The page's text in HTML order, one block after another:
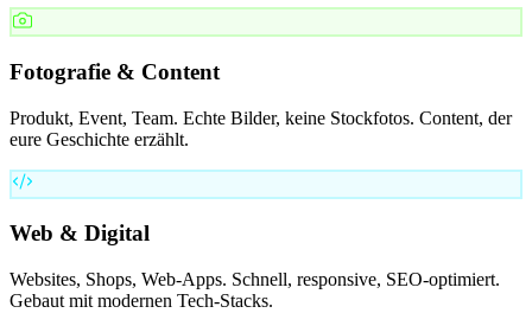
Fotografie & Content
Produkt, Event, Team. Echte Bilder, keine Stockfotos. Content, der
eure Geschichte erzählt.
Web & Digital
Websites, Shops, Web-Apps. Schnell, responsive, SEO-optimiert.
Gebaut mit modernen Tech-Stacks.